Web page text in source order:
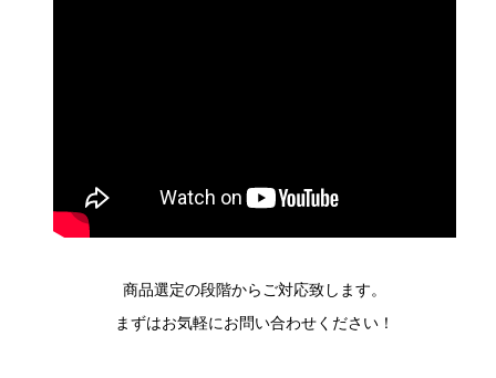
商品選定の段階からご対応致します。
まずはお気軽にお問い合わせください！